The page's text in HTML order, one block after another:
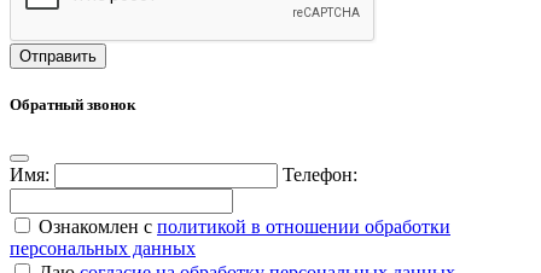
Обратный звонок
Имя: Телефон:
Ознакомлен с политикой в отношении обработки
персональных данных